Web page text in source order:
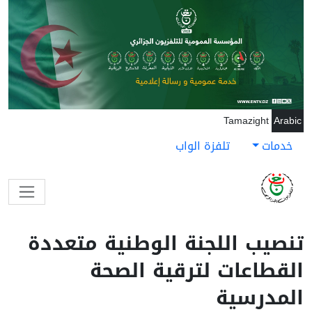
تجاوز إلى المحتوى الرئيسي
Arabic
Tamazight
خدمات تلفزة الواب
تنصيب اللجنة الوطنية متعددة
القطاعات لترقية الصحة
المدرسية